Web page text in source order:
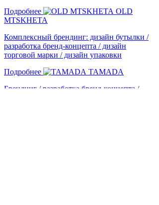
Подробнее
OLD
MTSKHETA
Комплексный брендинг: дизайн бутылки /
разработка бренд-концепта / дизайн
торговой марки / дизайн упаковки
Подробнее
TAMADA
Брендинг / разработка бренд-концепта /